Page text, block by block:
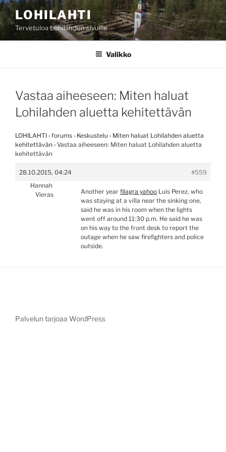
Siirry
sisältöönLOHILAHTI
Tervetuloa Lohilahden sivuille
Valikko
Vastaa aiheeseen: Miten haluat
Lohilahden aluetta kehitettävän
LOHILAHTI › forums › Keskustelu › Miten haluat Lohilahden aluetta
kehitettävän › Vastaa aiheeseen: Miten haluat Lohilahden aluetta
kehitettävän
28.10.2015, 04:24
#559
Hannah
Vieras
Another year filagra yahoo Luis Perez, who
was staying at a villa near the sinking one,
said he was in his room when the lights
went off around 11:30 p.m. He said he was
on his way to the front desk to report the
outage when he saw firefighters and police
outside.
Palvelun tarjoaa WordPress